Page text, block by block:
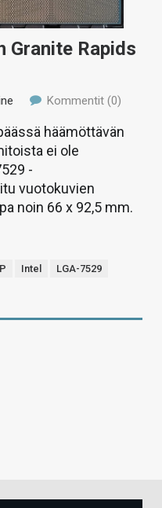
Granite Rapids
Kommentit (0)
häämöttävän
ei ole
-
vuotokuvien
noin 66 x 92,5 mm.
Intel
LGA-7529